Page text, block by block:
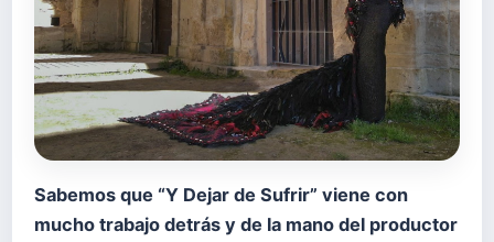
Sabemos que “Y Dejar de Sufrir” viene con
mucho trabajo detrás y de la mano del productor